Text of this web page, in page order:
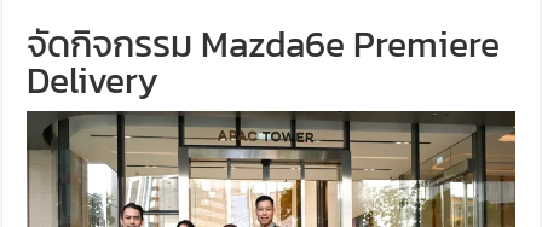
จัดกิจกรรม Mazda6e Premiere
Delivery